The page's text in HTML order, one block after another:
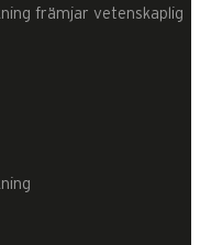
främjar vetenskaplig